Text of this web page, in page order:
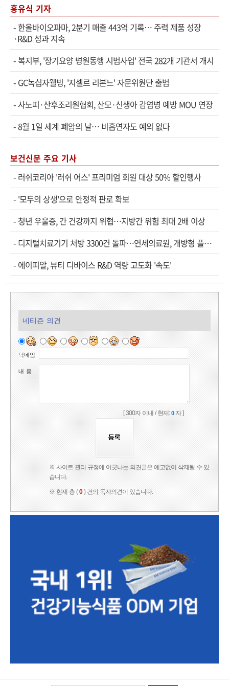
홍유식 기자
- 한올바이오파마, 2분기 매출 443억 기록… 주력 제품 성장
·R&D 성과 지속
- 복지부, '장기요양 병원동행 시범사업' 전국 282개 기관서 개시
- GC녹십자웰빙, '지셀르 리본느' 자문위원단 출범
-사노피·산후조리원협회, 산모·신생아 감염병 예방 MOU 연장
-8월 1일 세계 폐암의 날… 비흡연자도 예외 없다
보건신문 주요 기사
- 러쉬코리아 '러쉬 어스' 프리미엄 회원 대상 50% 할인행사
- '모두의 상생'으로 안정적 판로 확보
- 청년 우울증, 간 건강까지 위협…지방간 위험 최대 2배 이상
- 디지털치료기기 처방 3300건 돌파…연세의료원, 개방형 플랫폼 성과 공개
- 에이피알, 뷰티 디바이스 R&D 역량 고도화 '속도'
네티즌 의견
닉네임
내 용
[ 300자 이내 / 현재:0자 ]
※ 사이트 관리 규정에 어긋나는 의견글은 예고없이 삭제될 수 있
습니다.
※ 현재 총 (0) 건의 독자의견이 있습니다.